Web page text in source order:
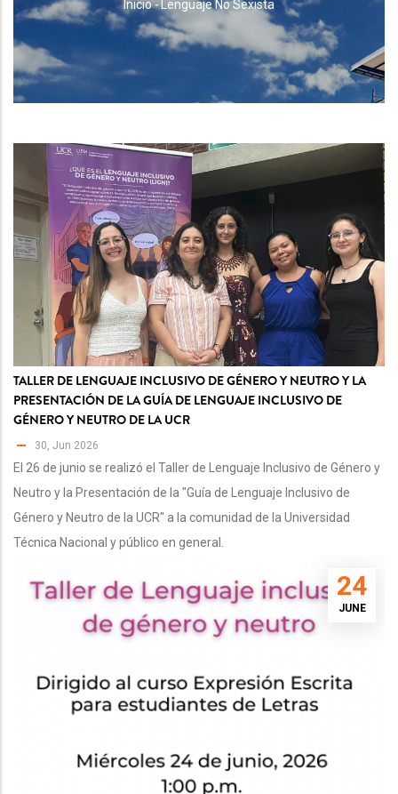
RUTA
DE
NAVEGACIÓN
Inicio-Lenguaje No Sexista
TALLER DE LENGUAJE INCLUSIVO DE GÉNERO Y NEUTRO Y LA
PRESENTACIÓN DE LA GUÍA DE LENGUAJE INCLUSIVO DE
GÉNERO Y NEUTRO DE LA UCR
30, Jun 2026
El 26 de junio se realizó el Taller de Lenguaje Inclusivo de Género y
Neutro y la Presentación de la "Guía de Lenguaje Inclusivo de
Género y Neutro de la UCR" a la comunidad de la Universidad
Técnica Nacional y público en general.
24
JUNE